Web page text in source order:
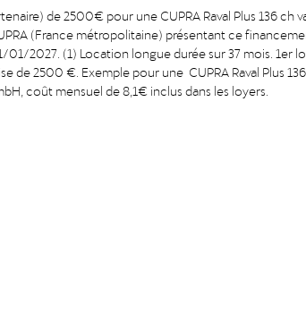
de 2500€ pour une CUPRA Raval Plus 136
(France métropolitaine) présentant ce
01/2027. (1) Location longue durée sur 37 mois.
de 2500 €. Exemple pour une CUPRA Raval Plus
coût mensuel de 8,1€ inclus dans les loyers.